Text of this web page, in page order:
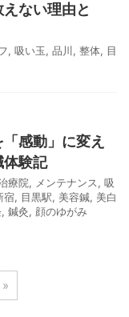
ない理由と
, 吸い玉, 品川, 整体, 目
感動」に変え
体験記
療院, メンテナンス, 吸
宿, 目黒駅, 美容鍼, 美白
, 鍼灸, 顔のゆがみ